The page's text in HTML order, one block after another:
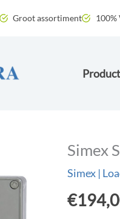
Groot assortiment 100%
Simex
Simex |
€